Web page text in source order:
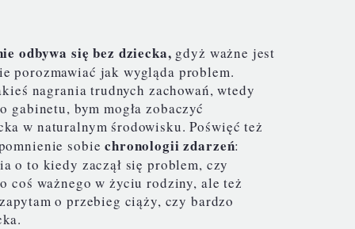
się bez dziecka, gdyż ważne jest
porozmawiać jak wygląda problem.
nagrania trudnych zachowań, wtedy
gabinetu, bym mogła zobaczyć
w naturalnym środowisku. Poświęć też
sobiechronologii zdarzeń:
o to kiedy zaczął się problem, czy
coś ważnego w życiu rodziny, ale też
o przebieg ciąży, czy bardzo